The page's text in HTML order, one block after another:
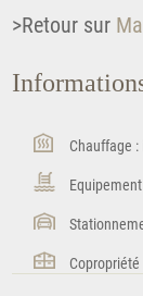
>Retour sur
Chauffage